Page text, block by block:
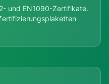
und EN1090-Zertifikate.